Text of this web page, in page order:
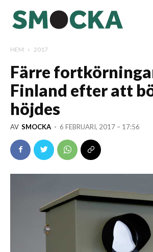
HEM 2017
Färre
Finland efter att
höjdes
AV SMOCKA - 6 FEBRUARI, 2017 – 17:56